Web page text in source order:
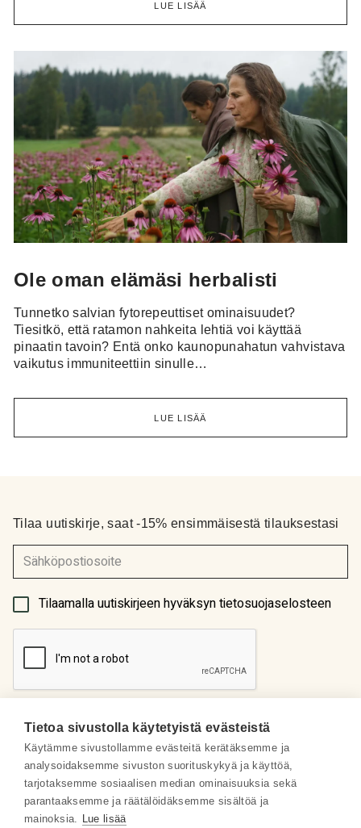
LUE LISÄÄ
Ole oman elämäsi herbalisti
Tunnetko salvian fytorepeuttiset ominaisuudet?
Tiesitkö, että ratamon nahkeita lehtiä voi käyttää
pinaatin tavoin? Entä onko kaunopunahatun vahvistava
vaikutus immuniteettiin sinulle…
LUE LISÄÄ
Meistä
Some
Tilaa uutiskirje, saat -15% ensimmäisestä tilauksestasi
(Pakollinen)
Tilaamalla uutiskirjeen hyväksyn tietosuojaselosteen
Tietoa sivustolla käytetyistä evästeistä
Käytämme sivustollamme evästeitä kerätäksemme ja
analysoidaksemme sivuston suorituskykyä ja käyttöä,
tarjotaksemme sosiaalisen median ominaisuuksia sekä
parantaaksemme ja räätälöidäksemme sisältöä ja
mainoksia. Lue lisää